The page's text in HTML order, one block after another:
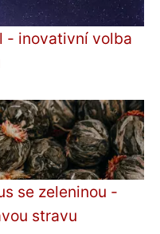
- inovativní volba
se zeleninou -
stravu